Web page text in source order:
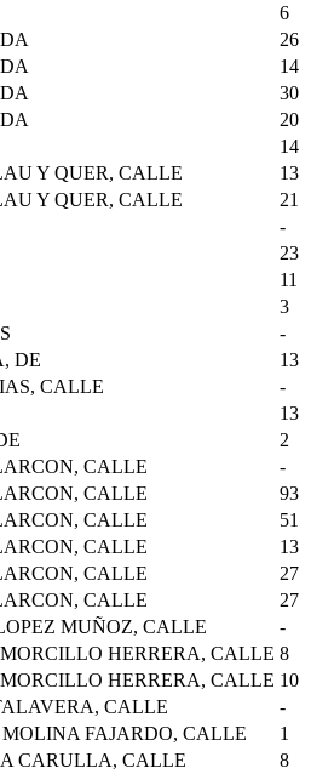
6
26
14
30
20
14
Y QUER, CALLE
13
Y QUER, CALLE
21
-
23
11
3
-
DE
13
CALLE
-
13
2
CALLE
-
CALLE
93
CALLE
51
CALLE
13
CALLE
27
CALLE
27
MUÑOZ, CALLE
-
HERRERA, CALLE 8
HERRERA, CALLE 10
CALLE
-
FAJARDO, CALLE
1
CARULLA, CALLE
8